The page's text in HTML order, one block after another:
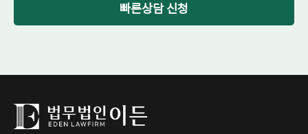
빠른상담 신청